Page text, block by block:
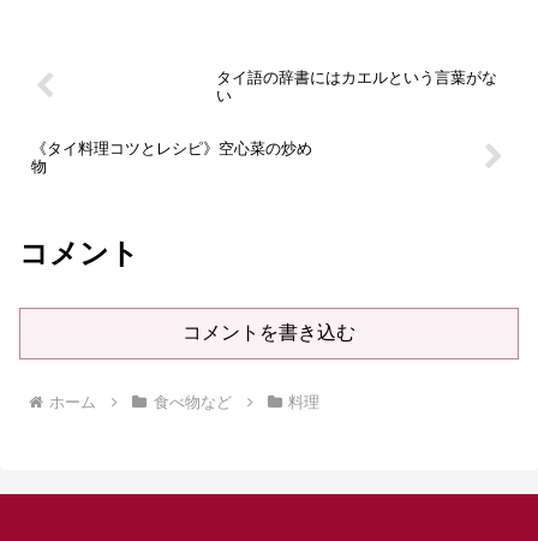
タイ語の辞書にはカエルという言葉がな
い
《タイ料理コツとレシピ》空心菜の炒め
物
コメント
コメントを書き込む
ホーム 食べ物など 料理